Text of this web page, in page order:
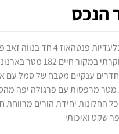
הנכס
חדשה בבלעדיות פנטהאוז 4
ענקיים מטבח של סמל עם אי
ענקי 100 מטר מרפסות עם פרגולה יפה
החלונות יחידת הורים מרווחת
שקט ואיכותי